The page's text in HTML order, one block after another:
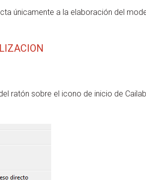
únicamente a la elaboración del
ratón sobre el icono de inicio de